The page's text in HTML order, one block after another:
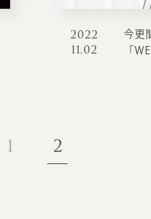
ユーザーをファン
2022
11.02
今更
「
1 2